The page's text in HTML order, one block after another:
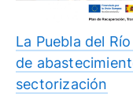
La Puebla del
de
sectorización